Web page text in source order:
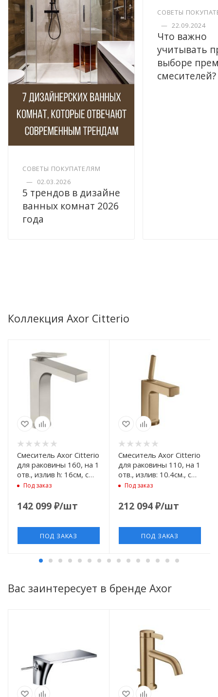
СОВЕТЫ ПОКУПАТЕЛЯМ
— 02.03.2026
5 трендов в дизайне
ванных комнат 2026
года
СОВЕТЫ
— 22.09.2024
Что важно
учитывать
выборе
смесителей?
Коллекция Axor Citterio
Смеситель Axor Citterio
для раковины 160, на 1
отв., излив h: 16см, с
текстурой, цвет: сталь
Под заказ
142 099₽/шт
ПОД ЗАКАЗ
Смеситель Axor Citterio
для раковины 110, на 1
отв., излив: 10.4cм., с
донным клапаном,
бронза
Под заказ
212 094₽/шт
ПОД ЗАКАЗ
Вас заинтересует в бренде Axor